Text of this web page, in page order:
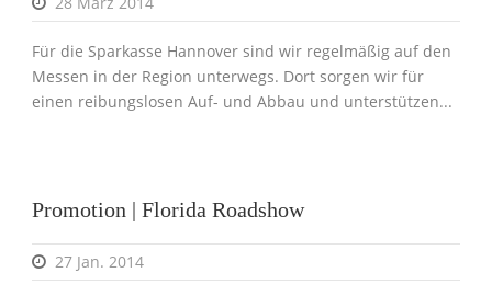
Für die Sparkasse Hannover sind wir regelmäßig auf den
Messen in der Region unterwegs. Dort sorgen wir für
einen reibungslosen Auf- und Abbau und unterstützen...
Promotion | Florida Roadshow
27 Jan. 2014